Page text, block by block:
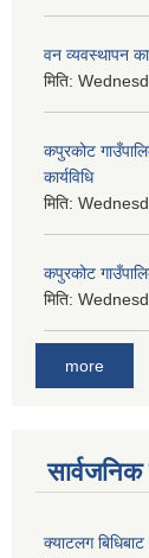
वन व्यवस्थापन
मिति:
कपुरकोट
कार्यविधि
मिति:
कपुरकोट
मिति:
more
क्याटलग